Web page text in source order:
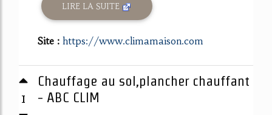
LIRE LA SUITE
Site : https://www.climamaison.com
1
Chauffage au sol,plancher chauffant
- ABC CLIM